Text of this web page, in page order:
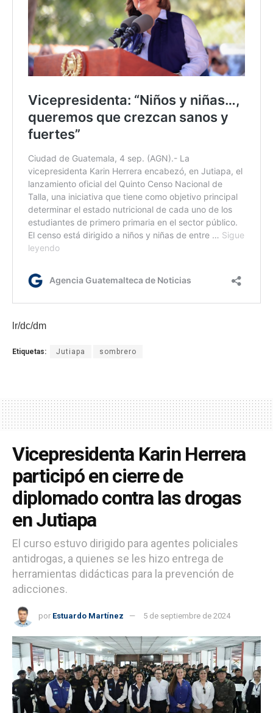
lr/dc/dm
Etiquetas: Jutiapa sombrero
Vicepresidenta Karin Herrera
participó en cierre de
diplomado contra las drogas
en Jutiapa
El curso estuvo dirigido para agentes policiales
antidrogas, a quienes se les hizo entrega de
herramientas didácticas para la prevención de
adicciones.
por Estuardo Martínez 5 de septiembre de 2024